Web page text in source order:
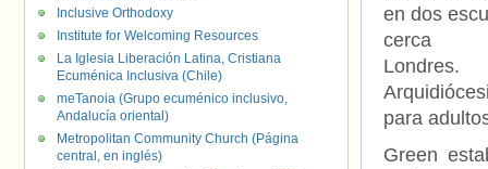
en dos
cerca
para
Green
Inclusive Orthodoxy
Institute for Welcoming Resources
La Iglesia Liberación Latina, Cristiana
Ecuménica Inclusiva (Chile)
meTanoia (Grupo ecuménico inclusivo,
Andalucía oriental)
Metropolitan Community Church (Página
central, en inglés)